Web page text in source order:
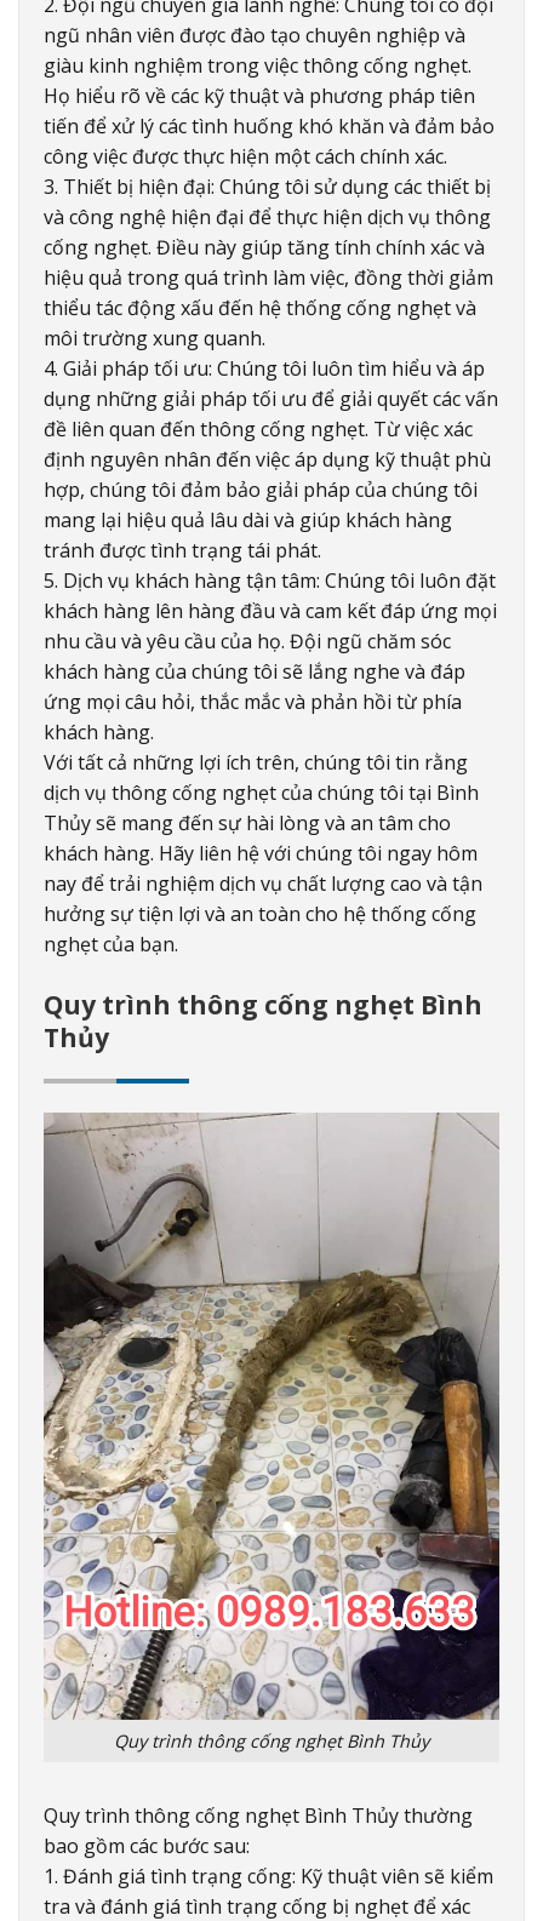
ngũ nhân viên được đào tạo chuyên nghiệp và
giàu kinh nghiệm trong việc thông cống nghẹt.
Họ hiểu rõ về các kỹ thuật và phương pháp tiên
tiến để xử lý các tình huống khó khăn và đảm bảo
công việc được thực hiện một cách chính xác.
3. Thiết bị hiện đại: Chúng tôi sử dụng các thiết bị
và công nghệ hiện đại để thực hiện dịch vụ thông
cống nghẹt. Điều này giúp tăng tính chính xác và
hiệu quả trong quá trình làm việc, đồng thời giảm
thiểu tác động xấu đến hệ thống cống nghẹt và
môi trường xung quanh.
4. Giải pháp tối ưu: Chúng tôi luôn tìm hiểu và áp
dụng những giải pháp tối ưu để giải quyết các vấn
đề liên quan đến thông cống nghẹt. Từ việc xác
định nguyên nhân đến việc áp dụng kỹ thuật phù
hợp, chúng tôi đảm bảo giải pháp của chúng tôi
mang lại hiệu quả lâu dài và giúp khách hàng
tránh được tình trạng tái phát.
5. Dịch vụ khách hàng tận tâm: Chúng tôi luôn đặt
khách hàng lên hàng đầu và cam kết đáp ứng mọi
nhu cầu và yêu cầu của họ. Đội ngũ chăm sóc
khách hàng của chúng tôi sẽ lắng nghe và đáp
ứng mọi câu hỏi, thắc mắc và phản hồi từ phía
khách hàng.
Với tất cả những lợi ích trên, chúng tôi tin rằng
dịch vụ thông cống nghẹt của chúng tôi tại Bình
Thủy sẽ mang đến sự hài lòng và an tâm cho
khách hàng. Hãy liên hệ với chúng tôi ngay hôm
nay để trải nghiệm dịch vụ chất lượng cao và tận
hưởng sự tiện lợi và an toàn cho hệ thống cống
nghẹt của bạn.
Quy trình thông cống nghẹt Bình
Thủy
Quy trình thông cống nghẹt Bình Thủy
Quy trình thông cống nghẹt Bình Thủy thường
bao gồm các bước sau:
1. Đánh giá tình trạng cống: Kỹ thuật viên sẽ kiểm
tra và đánh giá tình trạng cống bị nghẹt để xác